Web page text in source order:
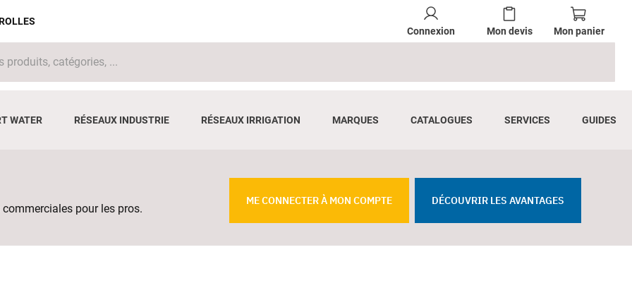
Connexion Mon devis Mon panier
WATER RÉSEAUX INDUSTRIE RÉSEAUX IRRIGATION MARQUES CATALOGUES SERVICES GUIDES
pour les pros.
ME CONNECTER À MON COMPTE DÉCOUVRIR LES AVANTAGES